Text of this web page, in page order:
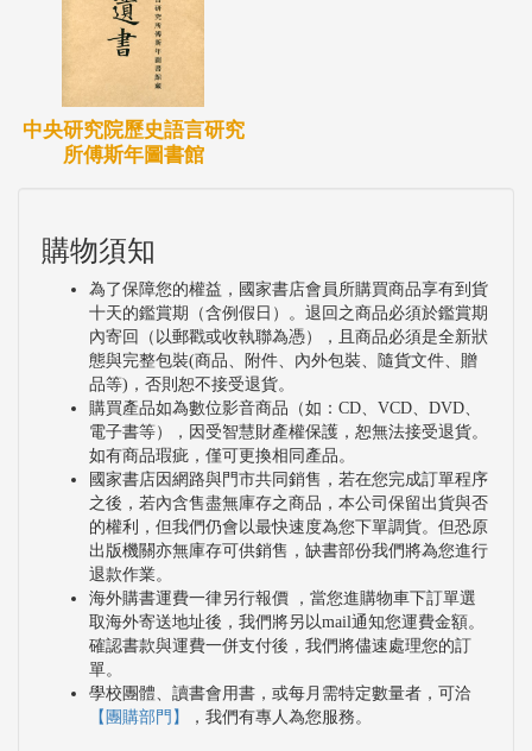
中央研究院歷史語言研究
所傅斯年圖書館
購物須知
為了保障您的權益，國家書店會員所購買商品享有到貨
十天的鑑賞期（含例假日）。退回之商品必須於鑑賞期
內寄回（以郵戳或收執聯為憑），且商品必須是全新狀
態與完整包裝(商品、附件、內外包裝、隨貨文件、贈
品等)，否則恕不接受退貨。
購買產品如為數位影音商品（如：CD、VCD、DVD、
電子書等），因受智慧財產權保護，恕無法接受退貨。
如有商品瑕疵，僅可更換相同產品。
國家書店因網路與門市共同銷售，若在您完成訂單程序
之後，若內含售盡無庫存之商品，本公司保留出貨與否
的權利，但我們仍會以最快速度為您下單調貨。但恐原
出版機關亦無庫存可供銷售，缺書部份我們將為您進行
退款作業。
海外購書運費一律另行報價 ，當您進購物車下訂單選
取海外寄送地址後，我們將另以mail通知您運費金額。
確認書款與運費一併支付後，我們將儘速處理您的訂
單。
學校團體、讀書會用書，或每月需特定數量者，可洽
【團購部門】
，我們有專人為您服務。